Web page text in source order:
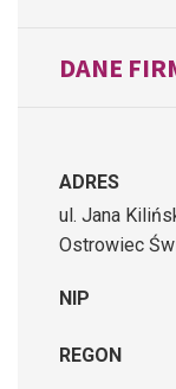
DANE
ADRES
ul. Jana
Ostrowiec
NIP
REGON